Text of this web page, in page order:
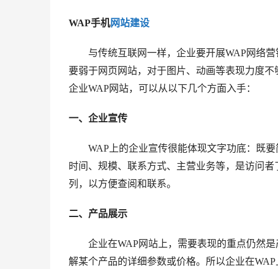
WAP手机网站建设
与传统互联网一样，企业要开展WAP网络营
要弱于网页网站，对于图片、动画等表现力度
企业WAP网站，可以从以下几个方面入手：
一、企业宣传
WAP上的企业宣传很能体现文字功底：既要
时间、规模、联系方式、主营业务等，是访问
列，以方便查阅和联系。
二、产品展示
企业在WAP网站上，需要表现的重点仍然是
解某个产品的详细参数或价格。所以企业在